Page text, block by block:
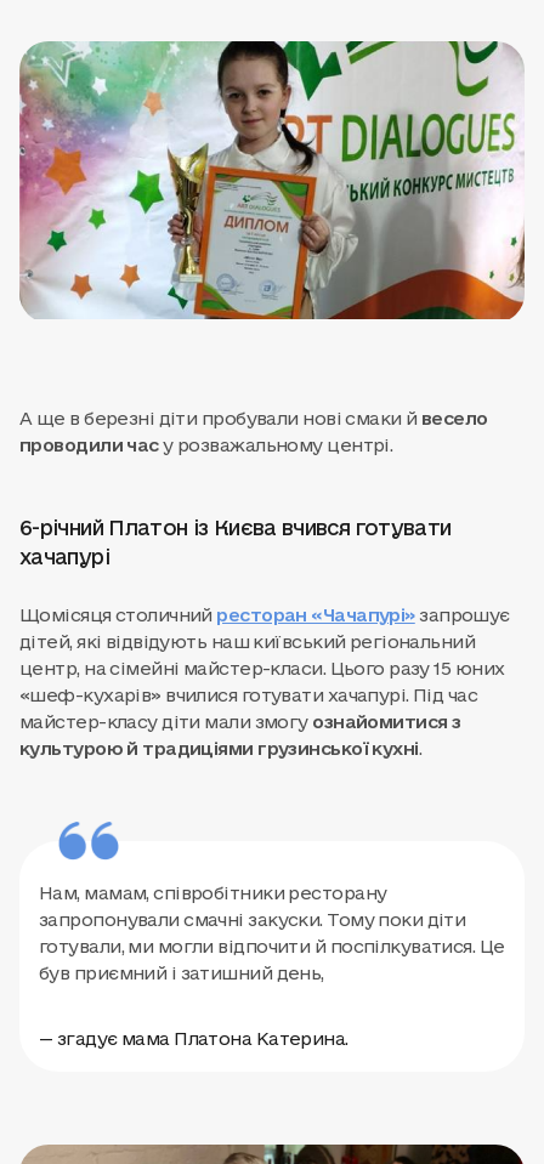
А ще в березні діти пробували нові смаки й весело
проводили часу розважальному центрі.
6-річний Платон із Києва вчився готувати
хачапурі
Щомісяця столичний ресторан «Чачапурі»запрошує
дітей, які відвідують наш київський регіональний
центр, на сімейні майстер-класи. Цього разу 15 юних
«шеф-кухарів» вчилися готувати хачапурі. Під час
майстер-класу діти мали змогу ознайомитися з
культурою й традиціями грузинської кухні.
Нам, мамам, співробітники ресторану
запропонували смачні закуски. Тому поки діти
готували, ми могли відпочити й поспілкуватися. Це
був приємний і затишний день,
— згадує мама Платона Катерина.